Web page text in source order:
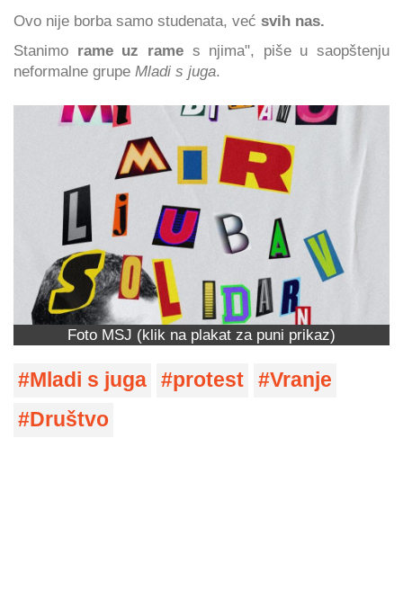
Ovo nije borba samo studenata, već svih nas.
Stanimo rame uz rame s njima", piše u saopštenju
neformalne grupe Mladi s juga.
Foto MSJ (klik na plakat za puni prikaz)
Mladi s juga protest
Vranje
Društvo